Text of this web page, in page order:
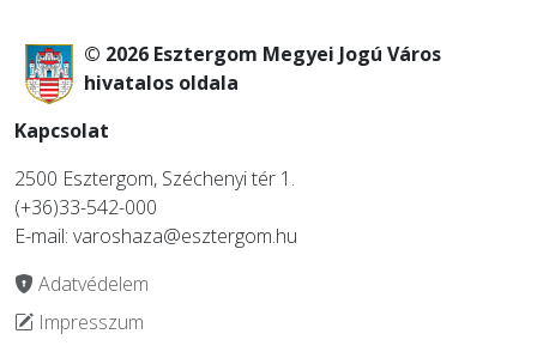
© 2026 Esztergom Megyei Jogú Város
hivatalos oldala
Kapcsolat
2500 Esztergom, Széchenyi tér 1.
(+36)33-542-000
E-mail: varoshaza@esztergom.hu
Adatvédelem
Impresszum